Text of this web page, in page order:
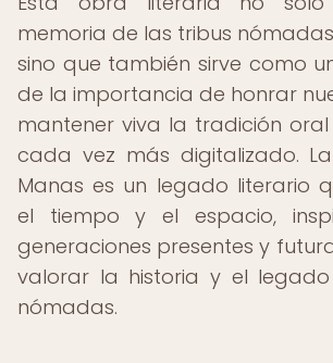
memoria de las tribus
sino que también sirve como
de la importancia de honrar
mantener viva la tradición
cada vez más digitalizado.
Manas es un legado literario
el tiempo y el espacio,
generaciones presentes y
valorar la historia y el
nómadas.